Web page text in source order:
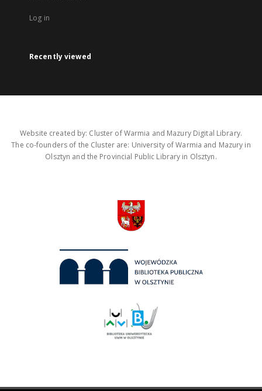
Log in
Recently viewed
Website created by: Cluster of Warmia and Mazury Digital Library.
The co-founders of the Cluster are: University of Warmia and Mazury in
Olsztyn and the Provincial Public Library in Olsztyn.